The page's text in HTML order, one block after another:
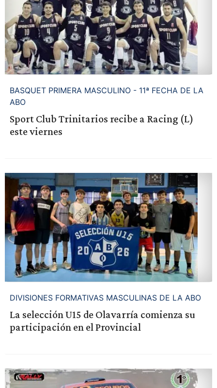
BASQUET PRIMERA MASCULINO - 11ª FECHA DE LA
ABO
Sport Club Trinitarios recibe a Racing (L)
este viernes
DIVISIONES FORMATIVAS MASCULINAS DE LA ABO
La selección U15 de Olavarría comienza su
participación en el Provincial